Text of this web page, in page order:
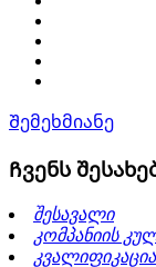
Შემეხმიანე
Ჩვენს
შესავალი
კომპანიის
კვალიფიკაცია